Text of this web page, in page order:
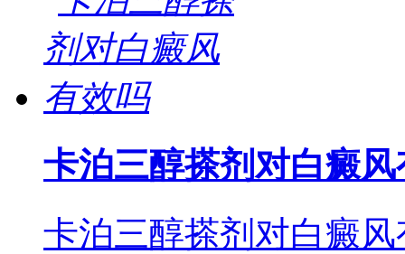
卡泊三醇搽剂对白癜
卡泊三醇搽剂对白癜